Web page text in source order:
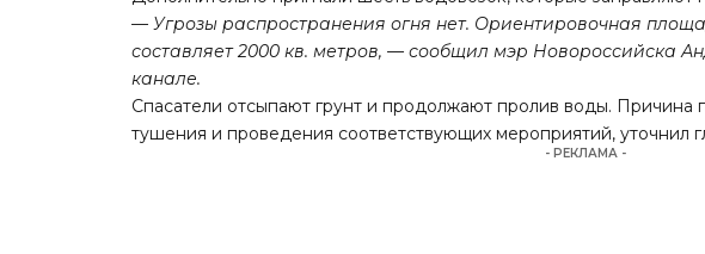
— Угрозы распространения огня нет. Ориентировочная
составляет 2000 кв. метров, — сообщил мэр Новороссийска
канале.
Спасатели отсыпают грунт и продолжают пролив воды. Причина
тушения и проведения соответствующих мероприятий, уточнил
- РЕКЛАМА -